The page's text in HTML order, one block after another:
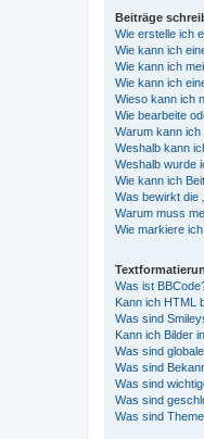
Beiträge
Wie erstelle ich
Wie kann ich
Wie kann ich
Wie kann ich
Wieso kann ich
Wie bearbeite
Warum kann
Weshalb kann
Weshalb wurde
Wie kann ich
Was bewirkt die
Warum muss
Wie markiere
Was ist
Kann ich HTML
Was sind
Kann ich Bilder
Was sind
Was sind
Was sind
Was sind
Was sind